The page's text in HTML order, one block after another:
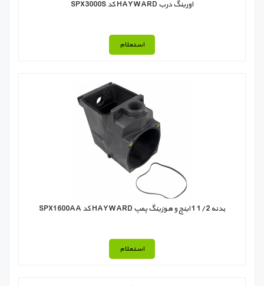
اورینگ درب HAYWARD کد SPX3000S
استعلام
بدنه 1/2 1 اینچ و هوزينگ پمپ HAYWARD کد SPX1600AA
استعلام